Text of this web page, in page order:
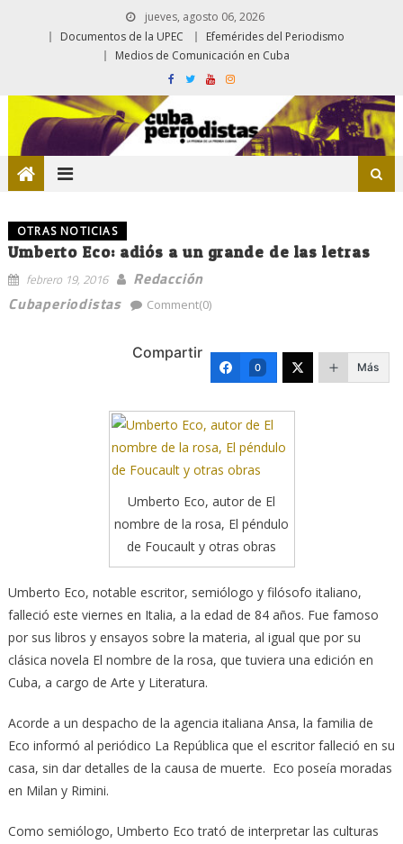
jueves, agosto 06, 2026
Documentos de la UPEC
Efemérides del Periodismo
Medios de Comunicación en Cuba
OTRAS NOTICIAS
Umberto Eco: adiós a un grande de las letras
febrero 19, 2016
Redacción
Cubaperiodistas
Comment(0)
Compartir
0 Más
Umberto Eco, autor de El
nombre de la rosa, El péndulo
de Foucault y otras obras
Umberto Eco, notable escritor, semiólogo y filósofo italiano,
falleció este viernes en Italia, a la edad de 84 años. Fue famoso
por sus libros y ensayos sobre la materia, al igual que por su
clásica novela El nombre de la rosa, que tuviera una edición en
Cuba, a cargo de Arte y Literatura.
Acorde a un despacho de la agencia italiana Ansa, la familia de
Eco informó al periódico La República que el escritor falleció en su
casa, sin dar detalles de la causa de muerte. Eco poseía moradas
en Milan y Rimini.
Como semiólogo, Umberto Eco trató de interpretar las culturas